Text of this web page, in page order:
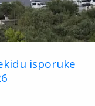
isporuke